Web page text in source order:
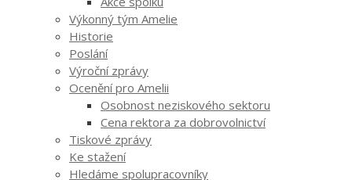
Výkonný tým Amelie
Historie
Poslání
Výroční zprávy
Ocenění pro Amelii
Osobnost neziskového sektoru
Cena rektora za dobrovolnictví
Tiskové zprávy
Ke stažení
Hledáme spolupracovníky